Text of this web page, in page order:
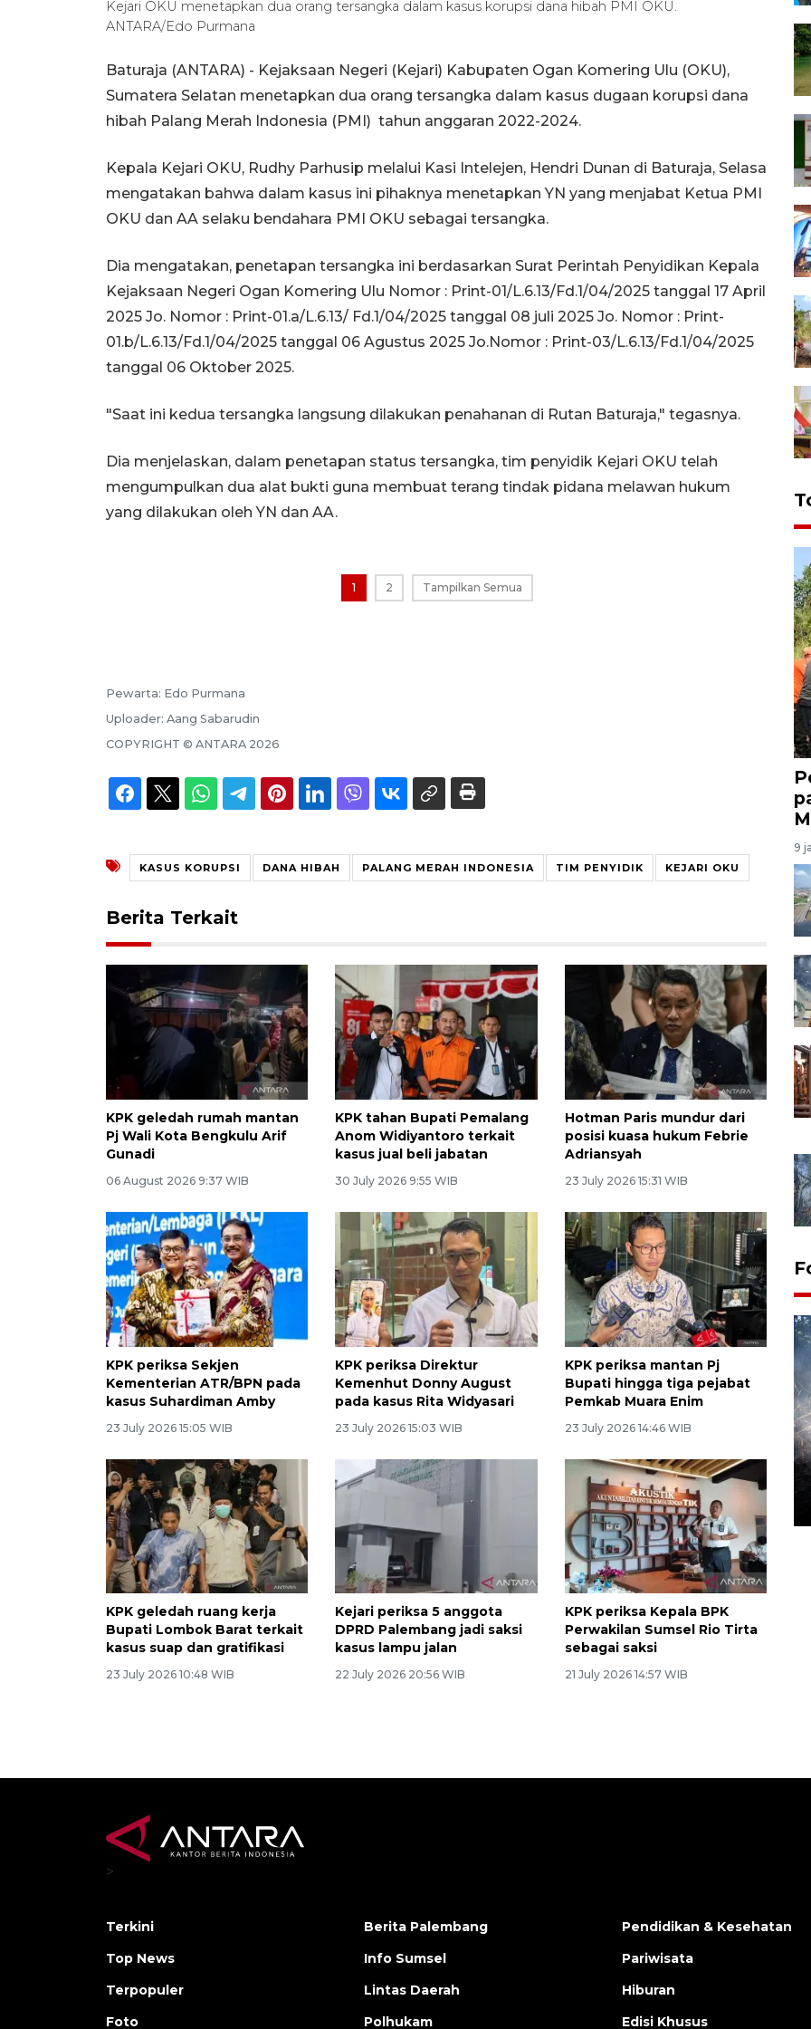
Kejari OKU menetapkan dua orang tersangka dalam kasus korupsi dana hibah PMI OKU.
ANTARA/Edo Purmana
Baturaja (ANTARA) - Kejaksaan Negeri (Kejari) Kabupaten Ogan Komering Ulu (OKU),
Sumatera Selatan menetapkan dua orang tersangka dalam kasus dugaan korupsi dana
hibah Palang Merah Indonesia (PMI) tahun anggaran 2022-2024.
Kepala Kejari OKU, Rudhy Parhusip melalui Kasi Intelejen, Hendri Dunan di Baturaja, Selasa
mengatakan bahwa dalam kasus ini pihaknya menetapkan YN yang menjabat Ketua PMI
OKU dan AA selaku bendahara PMI OKU sebagai tersangka.
Dia mengatakan, penetapan tersangka ini berdasarkan Surat Perintah Penyidikan Kepala
Kejaksaan Negeri Ogan Komering Ulu Nomor : Print-01/L.6.13/Fd.1/04/2025 tanggal 17 April
2025 Jo. Nomor : Print-01.a/L.6.13/ Fd.1/04/2025 tanggal 08 juli 2025 Jo. Nomor : Print-
01.b/L.6.13/Fd.1/04/2025 tanggal 06 Agustus 2025 Jo.Nomor : Print-03/L.6.13/Fd.1/04/2025
tanggal 06 Oktober 2025.
"Saat ini kedua tersangka langsung dilakukan penahanan di Rutan Baturaja," tegasnya.
Dia menjelaskan, dalam penetapan status tersangka, tim penyidik Kejari OKU telah
mengumpulkan dua alat bukti guna membuat terang tindak pidana melawan hukum
yang dilakukan oleh YN dan AA.
1 2 Tampilkan Semua
Pewarta: Edo Purmana
Uploader: Aang Sabarudin
COPYRIGHT © ANTARA 2026
KASUS KORUPSI DANA HIBAH PALANG MERAH INDONESIA TIM PENYIDIK KEJARI OKU
Berita Terkait
KPK geledah rumah mantan
Pj Wali Kota Bengkulu Arif
Gunadi
06 August 2026 9:37 WIB
KPK tahan Bupati Pemalang
Anom Widiyantoro terkait
kasus jual beli jabatan
30 July 2026 9:55 WIB
Hotman Paris mundur dari
posisi kuasa hukum Febrie
Adriansyah
23 July 2026 15:31 WIB
KPK periksa Sekjen
Kementerian ATR/BPN pada
kasus Suhardiman Amby
23 July 2026 15:05 WIB
KPK periksa Direktur
Kemenhut Donny August
pada kasus Rita Widyasari
23 July 2026 15:03 WIB
KPK periksa mantan Pj
Bupati hingga tiga pejabat
Pemkab Muara Enim
23 July 2026 14:46 WIB
KPK geledah ruang kerja
Bupati Lombok Barat terkait
kasus suap dan gratifikasi
23 July 2026 10:48 WIB
Kejari periksa 5 anggota
DPRD Palembang jadi saksi
kasus lampu jalan
22 July 2026 20:56 WIB
KPK periksa Kepala BPK
Perwakilan Sumsel Rio Tirta
sebagai saksi
21 July 2026 14:57 WIB
9
Alokasi anggaran untuk bibit
kopi arabika Gayo
15 June 2026 11:15 WIB
>
Terkini
Top News
Terpopuler
Foto
Berita Palembang
Info Sumsel
Lintas Daerah
Polhukam
Pendidikan & Kesehatan
Pariwisata
Hiburan
Edisi Khusus